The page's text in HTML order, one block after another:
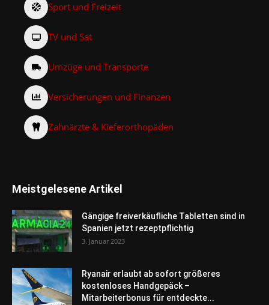
Sport und Freizeit
TV und Sat
Umzüge und Transporte
Versicherungen und Finanzen
Zahnärzte & Kieferorthopäden
Meistgelesene Artikel
Gängige freiverkäufliche Tabletten sind in
Spanien jetzt rezeptpflichtig
3. Januar 2023
Ryanair erlaubt ab sofort größeres
kostenloses Handgepäck –
Mitarbeiterbonus für entdeckte...